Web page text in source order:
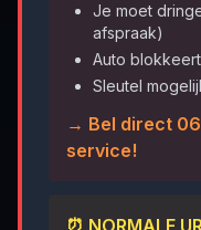
Je moet
afspraak)
Auto
Sleutel
→ Bel direct
service!
⏰ NORMALE